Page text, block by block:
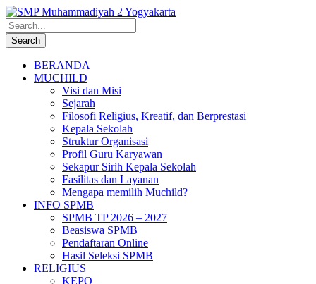
BERANDA
MUCHILD
Visi dan Misi
Sejarah
Filosofi Religius, Kreatif, dan Berprestasi
Kepala Sekolah
Struktur Organisasi
Profil Guru Karyawan
Sekapur Sirih Kepala Sekolah
Fasilitas dan Layanan
Mengapa memilih Muchild?
INFO SPMB
SPMB TP 2026 – 2027
Beasiswa SPMB
Pendaftaran Online
Hasil Seleksi SPMB
RELIGIUS
KEPO